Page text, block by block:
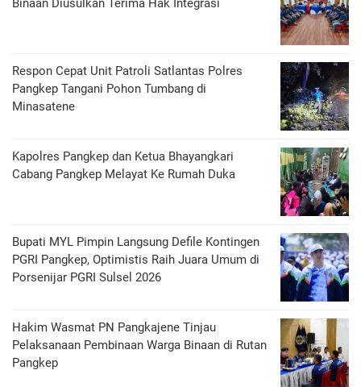
Binaan Diusulkan Terima Hak Integrasi
Respon Cepat Unit Patroli Satlantas Polres
Pangkep Tangani Pohon Tumbang di
Minasatene
Kapolres Pangkep dan Ketua Bhayangkari
Cabang Pangkep Melayat Ke Rumah Duka
Bupati MYL Pimpin Langsung Defile Kontingen
PGRI Pangkep, Optimistis Raih Juara Umum di
Porsenijar PGRI Sulsel 2026
Hakim Wasmat PN Pangkajene Tinjau
Pelaksanaan Pembinaan Warga Binaan di Rutan
Pangkep